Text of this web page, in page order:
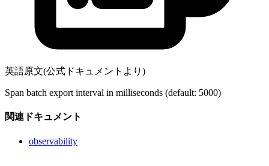
英語原文(公式ドキュメントより)
Span batch export interval in milliseconds (default: 5000)
関連ドキュメント
observability